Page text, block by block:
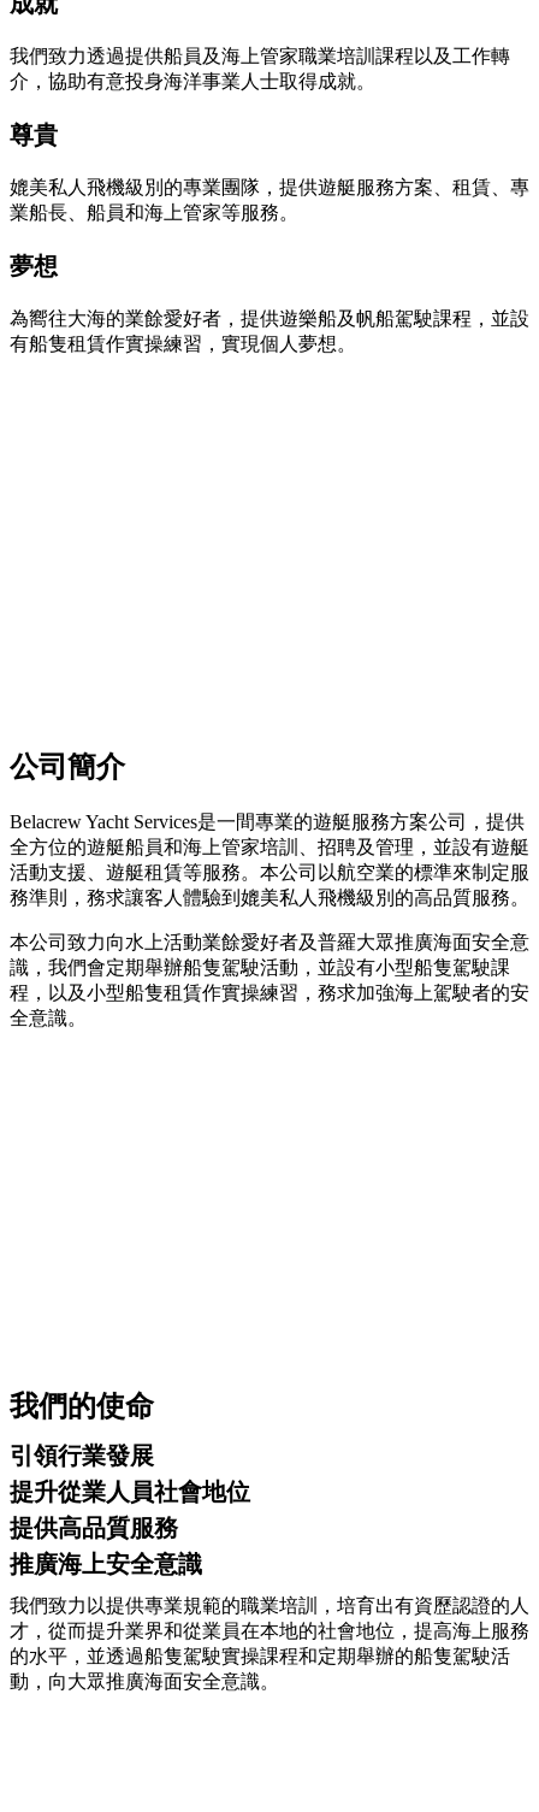
我們致力透過提供船員及海上管家職業培訓課程以及工作轉
介，協助有意投身海洋事業人士取得成就。
尊貴
媲美私人飛機級別的專業團隊，提供遊艇服務方案、租賃、專
業船長、船員和海上管家等服務。
夢想
為嚮往大海的業餘愛好者，提供遊樂船及帆船駕駛課程，並設
有船隻租賃作實操練習，實現個人夢想。
公司簡介
Belacrew Yacht Services是一間專業的遊艇服務方案公司，提供
全方位的遊艇船員和海上管家培訓、招聘及管理，並設有遊艇
活動支援、遊艇租賃等服務。本公司以航空業的標準來制定服
務準則，務求讓客人體驗到媲美私人飛機級別的高品質服務。
本公司致力向水上活動業餘愛好者及普羅大眾推廣海面安全意
識，我們會定期舉辦船隻駕駛活動，並設有小型船隻駕駛課
程，以及小型船隻租賃作實操練習，務求加強海上駕駛者的安
全意識。
我們的使命
引領行業發展
提升從業人員社會地位
提供高品質服務
推廣海上安全意識
我們致力以提供專業規範的職業培訓，培育出有資歷認證的人
才，從而提升業界和從業員在本地的社會地位，提高海上服務
的水平，並透過船隻駕駛實操課程和定期舉辦的船隻駕駛活
動，向大眾推廣海面安全意識。